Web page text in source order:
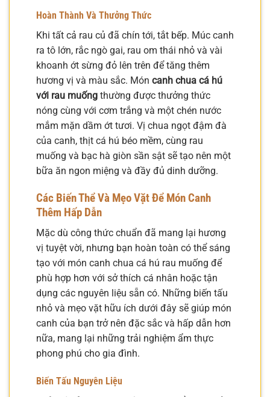
Hoàn Thành Và Thưởng Thức
Khi tất cả rau củ đã chín tới, tắt bếp. Múc canh
ra tô lớn, rắc ngò gai, rau om thái nhỏ và vài
khoanh ớt sừng đỏ lên trên để tăng thêm
hương vị và màu sắc. Món canh chua cá hú
với rau muống thường được thưởng thức
nóng cùng với cơm trắng và một chén nước
mắm mặn dầm ớt tươi. Vị chua ngọt đậm đà
của canh, thịt cá hú béo mềm, cùng rau
muống và bạc hà giòn sần sật sẽ tạo nên một
bữa ăn ngon miệng và đầy đủ dinh dưỡng.
Các Biến Thể Và Mẹo Vặt Để Món Canh
Thêm Hấp Dẫn
Mặc dù công thức chuẩn đã mang lại hương
vị tuyệt vời, nhưng bạn hoàn toàn có thể sáng
tạo với món canh chua cá hú rau muống để
phù hợp hơn với sở thích cá nhân hoặc tận
dụng các nguyên liệu sẵn có. Những biến tấu
nhỏ và mẹo vặt hữu ích dưới đây sẽ giúp món
canh của bạn trở nên đặc sắc và hấp dẫn hơn
nữa, mang lại những trải nghiệm ẩm thực
phong phú cho gia đình.
Biến Tấu Nguyên Liệu